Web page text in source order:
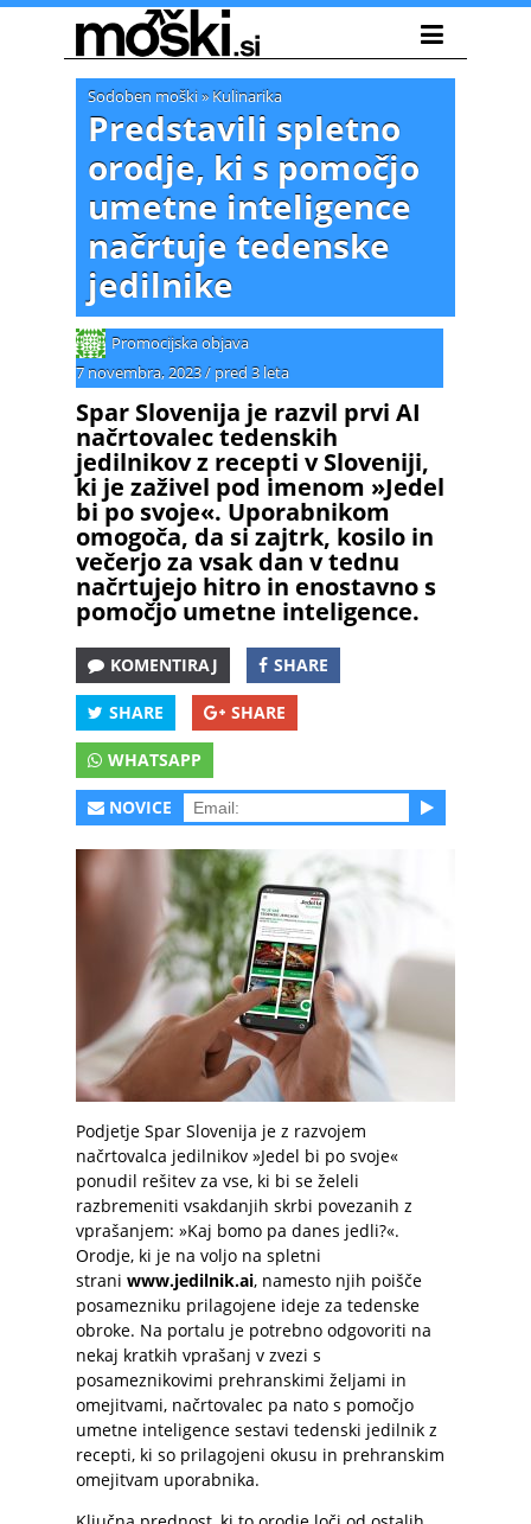
Sodoben moški» Kulinarika
Predstavili spletno
orodje, ki s pomočjo
umetne inteligence
načrtuje tedenske
jedilnike
Promocijska objava
7 novembra, 2023/ pred 3 leta
Spar Slovenija je razvil prvi AI
načrtovalec tedenskih
jedilnikov z recepti v Sloveniji,
ki je zaživel pod imenom »Jedel
bi po svoje«. Uporabnikom
omogoča, da si zajtrk, kosilo in
večerjo za vsak dan v tednu
načrtujejo hitro in enostavno s
pomočjo umetne inteligence.
KOMENTIRAJ SHARE
SHARE SHARE
WHATSAPP
NOVICE
Podjetje Spar Slovenija je z razvojem
načrtovalca jedilnikov »Jedel bi po svoje«
ponudil rešitev za vse, ki bi se želeli
razbremeniti vsakdanjih skrbi povezanih z
vprašanjem: »Kaj bomo pa danes jedli?«.
Orodje, ki je na voljo na spletni
strani www.jedilnik.ai, namesto njih poišče
posamezniku prilagojene ideje za tedenske
obroke. Na portalu je potrebno odgovoriti na
nekaj kratkih vprašanj v zvezi s
posameznikovimi prehranskimi željami in
omejitvami, načrtovalec pa nato s pomočjo
umetne inteligence sestavi tedenski jedilnik z
recepti, ki so prilagojeni okusu in prehranskim
omejitvam uporabnika.